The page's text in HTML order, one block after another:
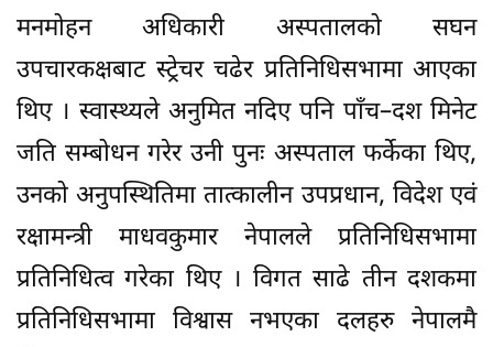
मनमोहन अधिकारी अस्पतालको सघन
उपचारकक्षबाट स्ट्रेचर चढेर प्रतिनिधिसभामा आएका
थिए । स्वास्थ्यले अनुमित नदिए पनि पाँच–दश मिनेट
जति सम्बोधन गरेर उनी पुनः अस्पताल फर्केका थिए,
उनको अनुपस्थितिमा तात्कालीन उपप्रधान, विदेश एवं
रक्षामन्त्री माधवकुमार नेपालले प्रतिनिधिसभामा
प्रतिनिधित्व गरेका थिए । विगत साढे तीन दशकमा
प्रतिनिधिसभामा विश्वास नभएका दलहरु नेपालमै